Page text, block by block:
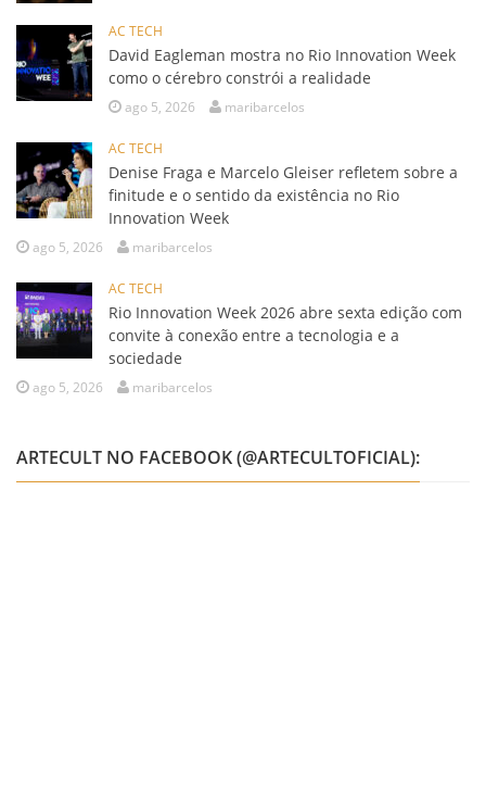
AC TECH
David Eagleman mostra no Rio Innovation Week
como o cérebro constrói a realidade
ago 5, 2026 maribarcelos
AC TECH
Denise Fraga e Marcelo Gleiser refletem sobre a
finitude e o sentido da existência no Rio
Innovation Week
ago 5, 2026 maribarcelos
AC TECH
Rio Innovation Week 2026 abre sexta edição com
convite à conexão entre a tecnologia e a
sociedade
ago 5, 2026 maribarcelos
ARTECULT NO FACEBOOK (@ARTECULTOFICIAL):